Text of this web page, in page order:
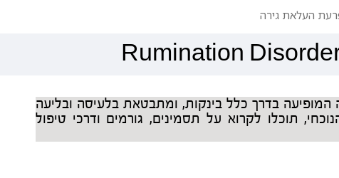
העלאת גירה
Rumination
בדרך כלל בינקות, ומתבטאת בלעיסה ובליעה
תוכלו לקרוא על תסמינים, גורמים ודרכי טיפול